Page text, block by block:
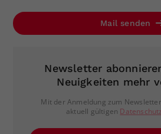
Mail senden
Newsletter
Neuigkeiten mehr
Mit der Anmeldung zum
aktuell gültigen